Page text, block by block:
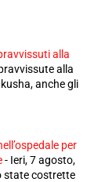
alla
alla
anche gli
per
- Ieri, 7 agosto,
state costrette